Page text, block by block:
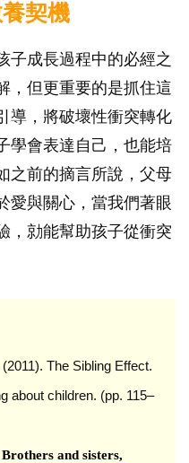
契機
子成長過程中的必經之
，但更重要的是抓住這
導，將破壞性衝突轉化
學會表達自己，也能培
之前的摘言所說，父母
愛與關心，當我們著眼
，勍能幫助孩子從衝突
The Sibling Effect.
about children. (pp. 115–
and sisters,